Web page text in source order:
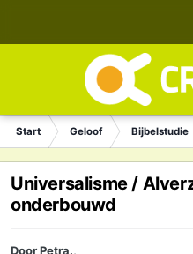
Start Geloof Bijbelstudie
Universalisme /
onderbouwd
DoorPetra.,